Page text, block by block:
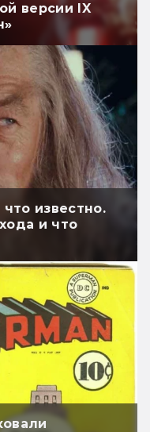
версии IX
известно.
и что